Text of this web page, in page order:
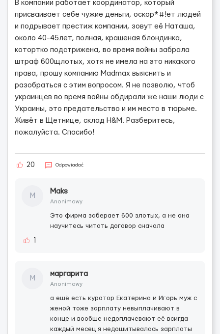
В компании работает координатор, который
присваивает себе чужие деньги, оскор*#!ет людей
и подрывает престиж компании, зовут её Наташа,
около 40-45лет, полная, крашеная блондинка,
котортко подстрижена, во время войны забрала
штраф 600щлотых, хотя не имела на это никакого
права, прошу компанию Маdmax выяснить и
разобраться с этим вопросом. Я не позволю, чтоб
украинцев во время войны обдирали же наши люди с
Украины, это предательство и им место в тюрьме.
Живёт в Щетнице, склад H&M. Разберитесь,
пожалуйста. Спасибо!
20 Odpowiadać
M
Maks
Anonimowy
Это фирма заберает 600 злотых, а не она
научитесь читать договор сначала
М
маргарита
Anonimowy
а ешё есть куратор Екатерина и Игорь муж с
женой тоже зарплату невыплачивают в
конце и вообше недоплачевают её всигда
каждый месец я недошитывалась зарплаты